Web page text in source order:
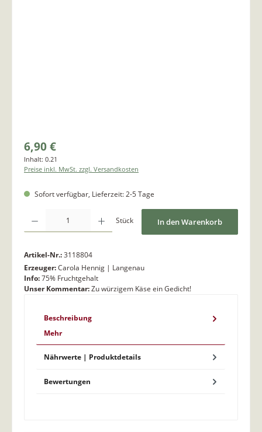
6,90 €
Inhalt: 0.21
Preise inkl. MwSt. zzgl. Versandkosten
Sofort verfügbar, Lieferzeit: 2-5 Tage
Stück In den Warenkorb
Artikel-Nr.:3118804
Erzeuger:Carola Hennig | Langenau
Info:75% Fruchtgehalt
Unser Kommentar:Zu würzigem Käse ein Gedicht!
Beschreibung
Mehr
Nährwerte | Produktdetails
Bewertungen